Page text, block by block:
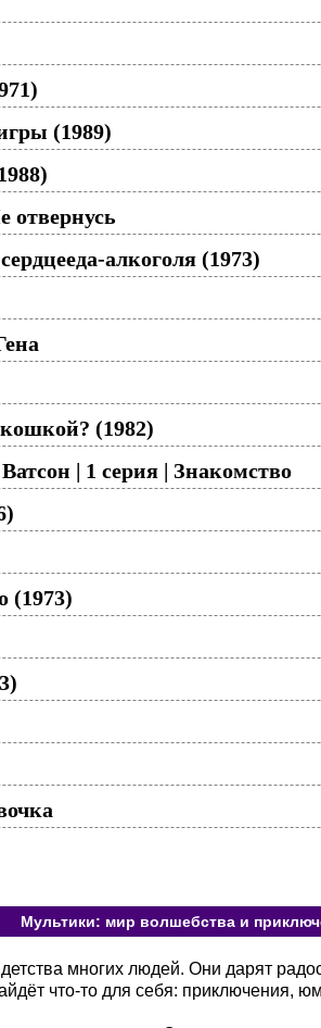
(1989)
отвернусь
алкоголя (1973)
(1982)
| 1 серия | Знакомство
(1973)
Мультики: мир волшебства и
многих людей. Они дарят
что-то для себя: приключения,